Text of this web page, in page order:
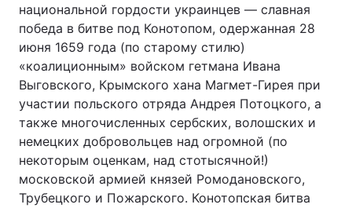
национальной гордости украинцев — славная
победа в битве под Конотопом, одержанная 28
июня 1659 года (по старому стилю)
«коалиционным» войском гетмана Ивана
Выговского, Крымского хана Магмет-Гирея при
участии польского отряда Андрея Потоцкого, а
также многочисленных сербских, волошских и
немецких добровольцев над огромной (по
некоторым оценкам, над стотысячной!)
московской армией князей Ромодановского,
Трубецкого и Пожарского. Конотопская битва